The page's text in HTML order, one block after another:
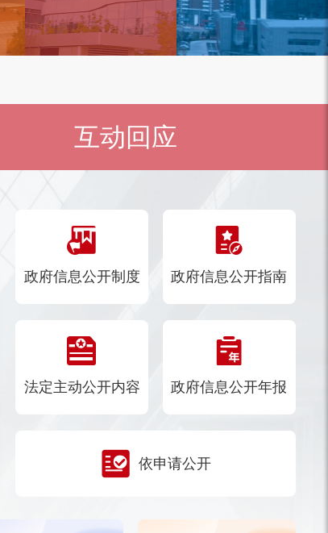
互动回应
政府信息公开制度 政府信息公开指南
法定主动公开内容 政府信息公开年报
依申请公开